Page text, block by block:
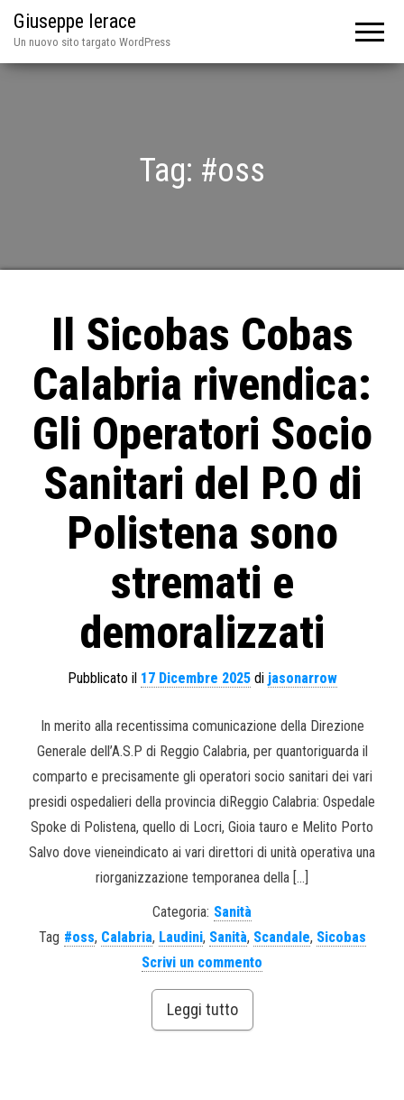
Giuseppe Ierace
Un nuovo sito targato WordPress
Tag: #oss
Il Sicobas Cobas
Calabria rivendica:
Gli Operatori Socio
Sanitari del P.O di
Polistena sono
stremati e
demoralizzati
Pubblicato il 17 Dicembre 2025di jasonarrow
In merito alla recentissima comunicazione della Direzione
Generale dell’A.S.P di Reggio Calabria, per quantoriguarda il
comparto e precisamente gli operatori socio sanitari dei vari
presidi ospedalieri della provincia diReggio Calabria: Ospedale
Spoke di Polistena, quello di Locri, Gioia tauro e Melito Porto
Salvo dove vieneindicato ai vari direttori di unità operativa una
riorganizzazione temporanea della […]
Categoria: Sanità
Tag #oss, Calabria, Laudini, Sanità, Scandale, Sicobas
Scrivi un commento
Leggi tutto